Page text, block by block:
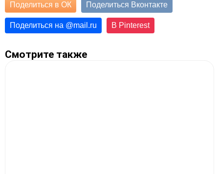
Поделиться в ОК Поделиться Вконтакте
Поделиться на @mail.ru В Pinterest
Смотрите также